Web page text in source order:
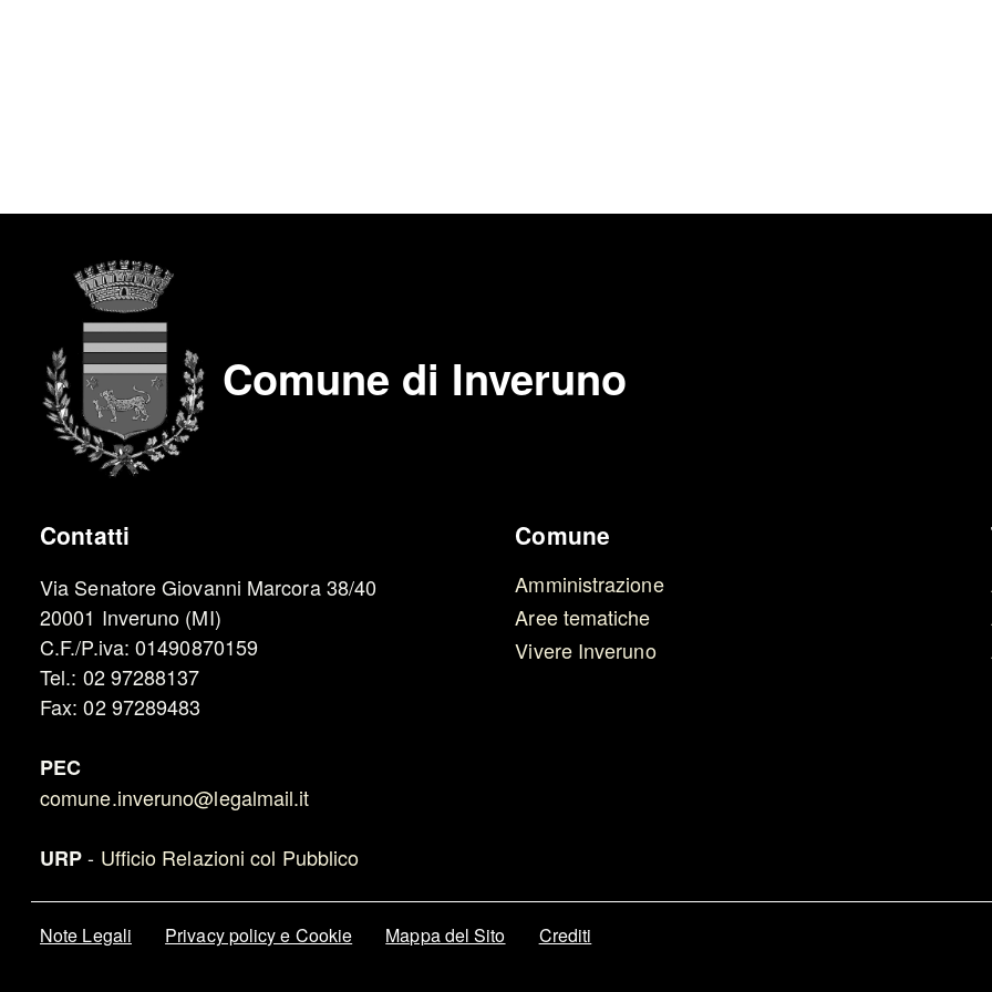
Comune di Inveruno
Contatti
Via Senatore Giovanni Marcora 38/40
20001 Inveruno (MI)
C.F./P.iva: 01490870159
Tel.: 02 97288137
Fax: 02 97289483
PEC
comune.inveruno@legalmail.it
URP- Ufficio Relazioni col Pubblico
Comune
Amministrazione
Aree tematiche
Vivere Inveruno
Note Legali Privacy policy e Cookie Mappa del Sito Crediti